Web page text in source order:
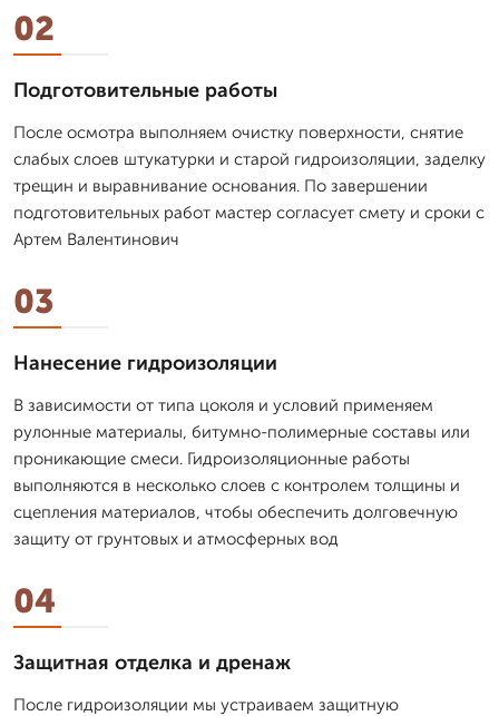
02
Подготовительные работы
После осмотра выполняем очистку поверхности, снятие
слабых слоев штукатурки и старой гидроизоляции, заделку
трещин и выравнивание основания. По завершении
подготовительных работ мастер согласует смету и сроки с
Артем Валентинович
03
Нанесение гидроизоляции
В зависимости от типа цоколя и условий применяем
рулонные материалы, битумно-полимерные составы или
проникающие смеси. Гидроизоляционные работы
выполняются в несколько слоев с контролем толщины и
сцепления материалов, чтобы обеспечить долговечную
защиту от грунтовых и атмосферных вод
04
Защитная отделка и дренаж
После гидроизоляции мы устраиваем защитную